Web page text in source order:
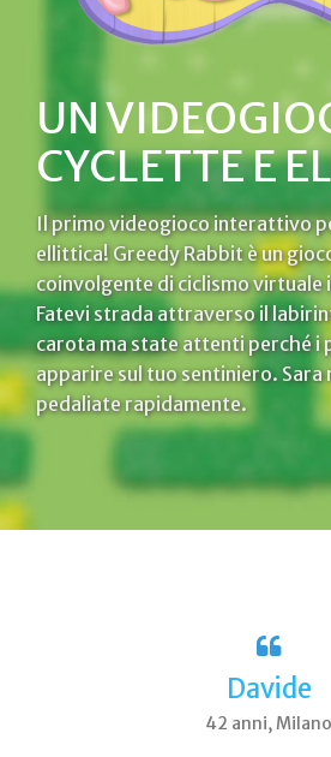
UN
CYCLETTE E
Il primo videogioco interattivo
ellittica! Greedy Rabbit è un
coinvolgente di ciclismo virtuale
Fatevi strada attraverso il
carota ma state attenti perché i
apparire sul tuo sentiniero. Sara
pedaliate rapidamente.
Davide
42 anni, Milano